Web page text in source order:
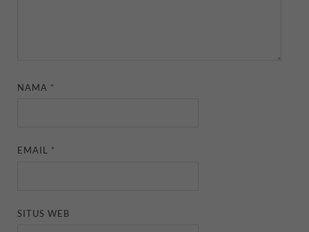
NAMA *
EMAIL *
SITUS WEB